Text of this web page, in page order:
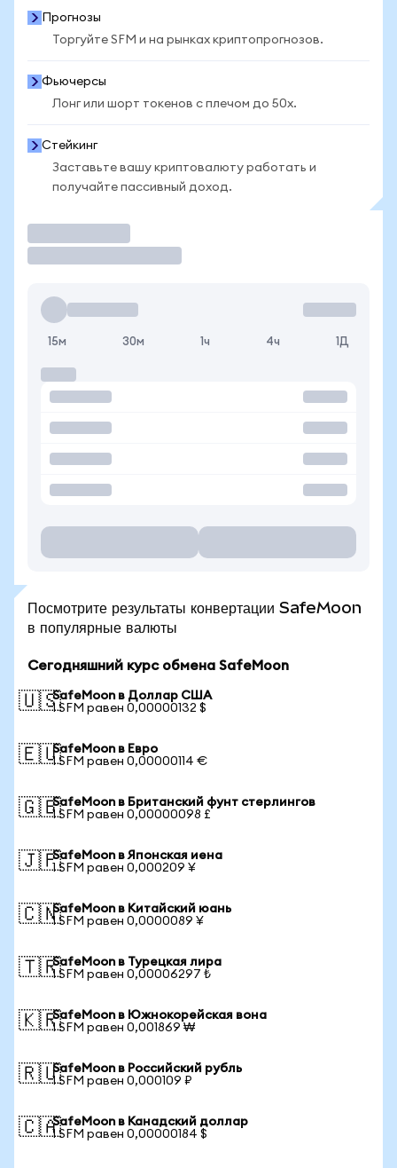
Прогнозы
Торгуйте SFM и на рынках криптопрогнозов.
Фьючерсы
Лонг или шорт токенов с плечом до 50x.
Стейкинг
Заставьте вашу криптовалюту работать и
получайте пассивный доход.
15м 30м 1ч 4ч 1Д
Посмотрите результаты конвертации SafeMoon
в популярные валюты
Сегодняшний курс обмена SafeMoon
🇺🇸SafeMoon в Доллар США
1 SFM равен 0,00000132 $
🇪🇺SafeMoon в Евро
1 SFM равен 0,00000114 €
🇬🇧SafeMoon в Британский фунт стерлингов
1 SFM равен 0,00000098 £
🇯🇵SafeMoon в Японская иена
1 SFM равен 0,000209 ¥
🇨🇳SafeMoon в Китайский юань
1 SFM равен 0,0000089 ¥
🇹🇷SafeMoon в Турецкая лира
1 SFM равен 0,00006297 ₺
🇰🇷SafeMoon в Южнокорейская вона
1 SFM равен 0,001869 ₩
🇷🇺SafeMoon в Российский рубль
1 SFM равен 0,000109 ₽
🇨🇦SafeMoon в Канадский доллар
1 SFM равен 0,00000184 $